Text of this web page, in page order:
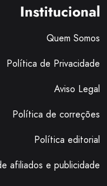
Institucional
Quem Somos
Política de Privacidade
Aviso Legal
Política de correções
Política editorial
afiliados e publicidade